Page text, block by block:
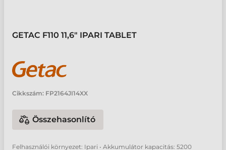
GETAC F110 11,6" IPARI TABLET
Cikkszám: FP2164JI14XX
Összehasonlító
Felhasználói környezet: Ipari • Akkumulátor kapacitás: 5200